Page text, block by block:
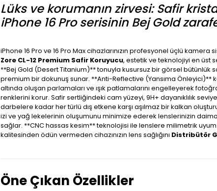
Lüks ve korumanın zirvesi: Safir kristal
iPhone 16 Pro serisinin Bej Gold
iPhone 16 Pro ve 16 Pro Max cihazlarınızın profesyonel üçlü
Zore CL-12 Premium Safir Koruyucu, estetik ve teknolojiyi en üst
**Bej Gold (Desert Titanium)** tonuyla kusursuz bir görsel bütünlük
premium bir dokunuş sunar. **Anti-Reflective (Yansıma Önleyici)**
altında oluşan parlamaları ve ışık patlamalarını engelleyerek
renklerini korur. Safir sertliğindeki cam yüzeyi, 9H+ dayanıklılık
darbelere kadar her türlü dış etkene karşı aşılmaz bir kalkan
izi ve yağ lekelerinin oluşumunu minimize ederek lenslerinizin daima
sağlar. **CNC hassas kesim** teknolojisi ile lenslere milimetrik
kalitesinden ödün vermeden cihazınızın lens sağlığını Distribütör
Öne Çıkan Özellikler